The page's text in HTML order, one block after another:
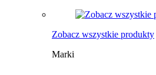
Zobacz wszystkie produkty
Marki